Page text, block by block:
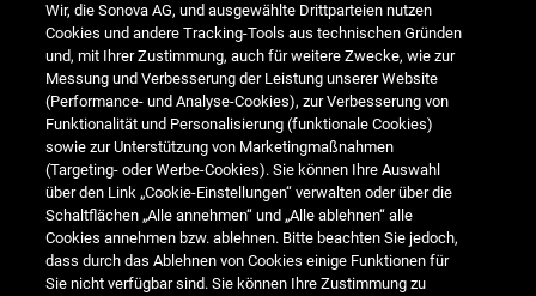
Wir, die Sonova AG, und ausgewählte Drittparteien nutzen
Cookies und andere Tracking-Tools aus technischen Gründen
und, mit Ihrer Zustimmung, auch für weitere Zwecke, wie zur
Messung und Verbesserung der Leistung unserer Website
(Performance- und Analyse-Cookies), zur Verbesserung von
Funktionalität und Personalisierung (funktionale Cookies)
sowie zur Unterstützung von Marketingmaßnahmen
(Targeting- oder Werbe-Cookies). Sie können Ihre Auswahl
über den Link „Cookie-Einstellungen“ verwalten oder über die
Schaltflächen „Alle annehmen“ und „Alle ablehnen“ alle
Cookies annehmen bzw. ablehnen. Bitte beachten Sie jedoch,
dass durch das Ablehnen von Cookies einige Funktionen für
Sie nicht verfügbar sind. Sie können Ihre Zustimmung zu